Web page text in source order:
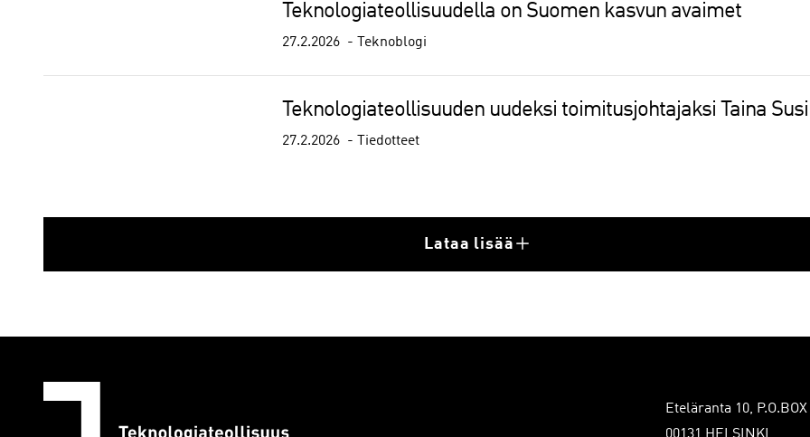
Teknologiateollisuudella on Suomen kasvun avaimet
27.2.2026 Teknoblogi
Teknologiateollisuuden uudeksi toimitusjohtajaksi Taina
27.2.2026 Tiedotteet
Lataa lisää
Eteläranta 10, P.O.BOX